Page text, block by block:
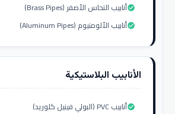
أنابيب النحاس الأصفر (Brass Pipes)check_circle
أنابيب الألومنيوم (Aluminum Pipes)check_circle
الأنابيب البلاستيكية
أنابيب PVC (البولي فينيل كلوريد)check_circle